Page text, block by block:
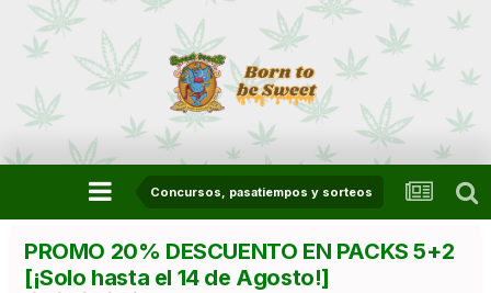
Concursos, pasatiempos y sorteos
PROMO 20% DESCUENTO EN PACKS 5+2
[¡Solo hasta el 14 de Agosto!]